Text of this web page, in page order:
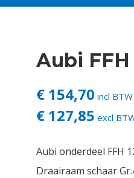
Aubi FFH
€ 154,70 incl BTW
€ 127,85 excl
Aubi onderdeel FFH
Draairaam schaar